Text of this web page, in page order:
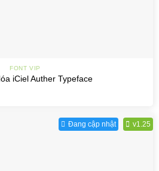
FONT VIP
iCiel Auther Typeface
Đang cập nhật v1.25